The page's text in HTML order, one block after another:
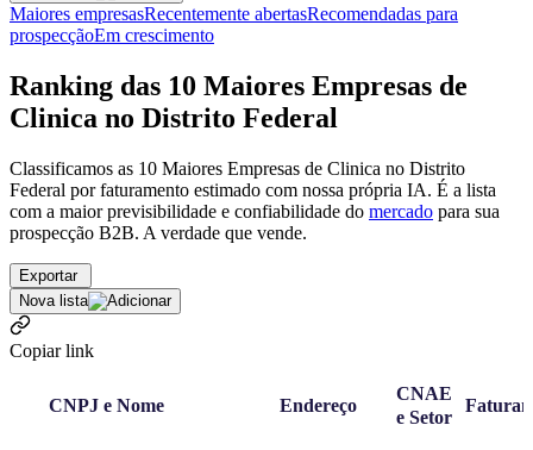
Maiores empresasRecentemente abertasRecomendadas para
prospecçãoEm crescimento
Ranking das 10 Maiores Empresas de
Clinica no Distrito Federal
Classificamos as 10 Maiores Empresas de Clinica no Distrito
Federal por faturamento estimado com nossa própria IA. É a lista
com a maior previsibilidade e confiabilidade do mercado para sua
prospecção B2B. A verdade que vende.
Exportar
Nova lista
Copiar link
CNPJ e Nome Endereço
CNAE
e Setor